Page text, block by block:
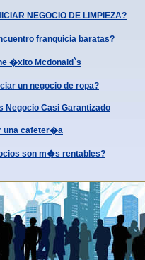
NEGOCIO DE LIMPIEZA?
franquicia baratas?
�xito Mcdonald`s
un negocio de ropa?
Negocio Casi Garantizado
una cafeter�a
son m�s rentables?